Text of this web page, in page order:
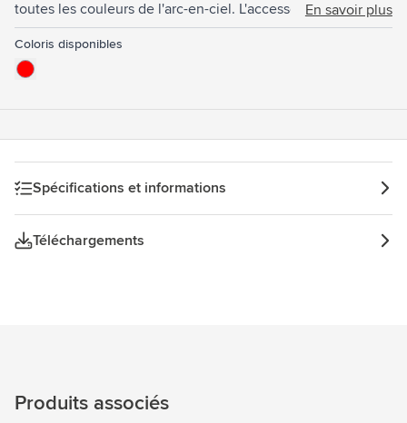
toutes les couleurs de l'arc-en-ciel. L'accessoire accrocheur
idéal pour les festivals. Avec protection UV 400 (selon les
normes européennes).
En savoir plus
Coloris disponibles
Spécifications et informations
Téléchargements
Produits associés